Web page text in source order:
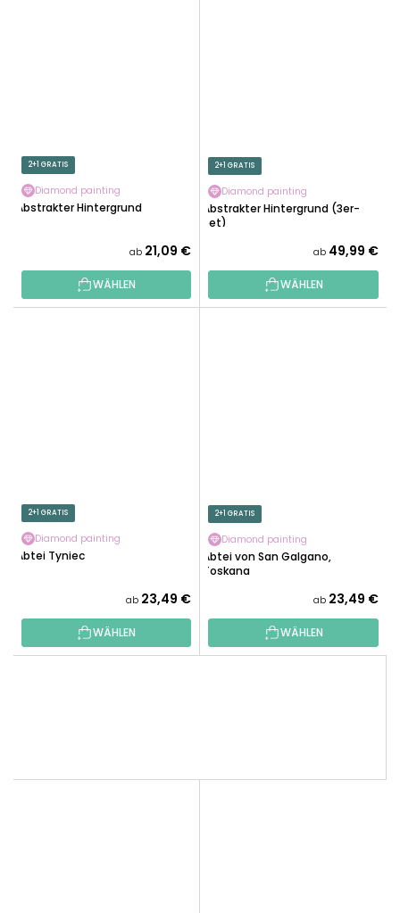
2+1 GRATIS
Diamond painting
Abstrakter Hintergrund
ab 21,09 €
WÄHLEN
2+1 GRATIS
Diamond painting
Abstrakter Hintergrund (3er-
Set)
ab 49,99 €
WÄHLEN
2+1 GRATIS
Diamond painting
Abtei Tyniec
ab 23,49 €
WÄHLEN
2+1 GRATIS
Diamond painting
Abtei von San Galgano,
Toskana
ab 23,49 €
WÄHLEN